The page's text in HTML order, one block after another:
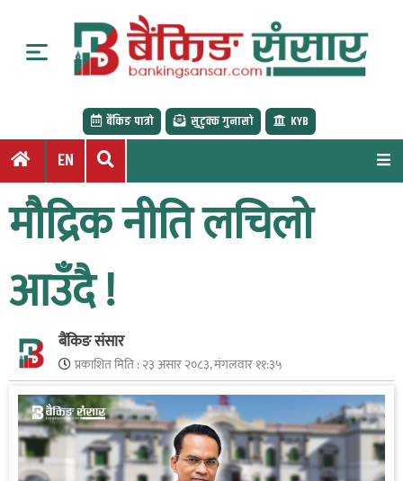
o
बैंकिङ पात्रो सुटुक्क गुनासो KYB
EN
मौद्रिक नीति लचिलो
आउँदै !
बैंकिङ संसार
प्रकाशित मिति :२३ असार २०८३, मंगलवार ११:३५